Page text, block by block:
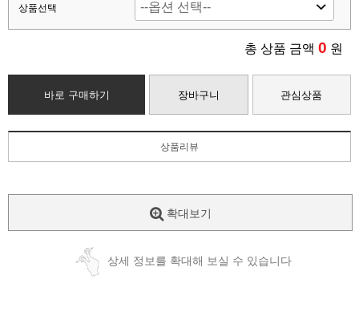
상품선택
총 상품 금액 0 원
바로 구매하기 장바구니 관심상품
상품리뷰
확대보기
상세 정보를 확대해 보실 수 있습니다